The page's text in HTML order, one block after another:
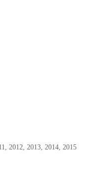
2012, 2013, 2014, 2015